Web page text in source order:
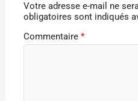
Votre adresse e-mail ne
obligatoires sont indiqués
Commentaire *